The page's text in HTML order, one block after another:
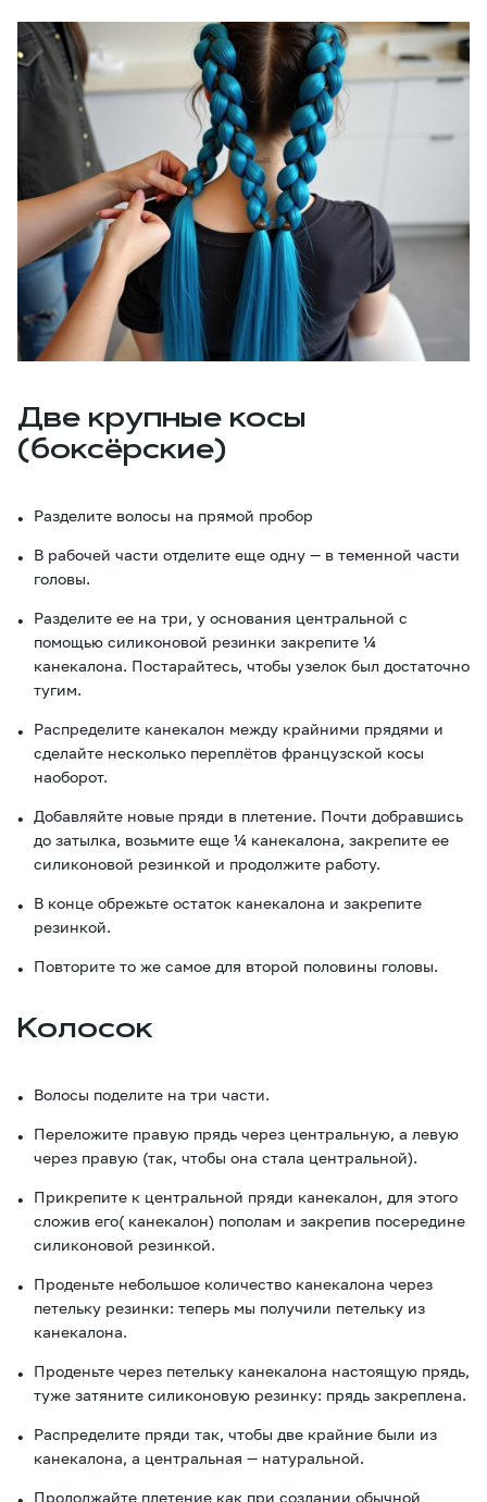
Две крупные косы
(боксёрские)
Разделите волосы на прямой пробор
В рабочей части отделите еще одну — в теменной части
головы.
Разделите ее на три, у основания центральной с
помощью силиконовой резинки закрепите ¼
канекалона. Постарайтесь, чтобы узелок был достаточно
тугим.
Распределите канекалон между крайними прядями и
сделайте несколько переплётов французской косы
наоборот.
Добавляйте новые пряди в плетение. Почти добравшись
до затылка, возьмите еще ¼ канекалона, закрепите ее
силиконовой резинкой и продолжите работу.
В конце обрежьте остаток канекалона и закрепите
резинкой.
Повторите то же самое для второй половины головы.
Колосок
Волосы поделите на три части.
Переложите правую прядь через центральную, а левую
через правую (так, чтобы она стала центральной).
Прикрепите к центральной пряди канекалон, для этого
сложив его( канекалон) пополам и закрепив посередине
силиконовой резинкой.
Проденьте небольшое количество канекалона через
петельку резинки: теперь мы получили петельку из
канекалона.
Проденьте через петельку канекалона настоящую прядь,
туже затяните силиконовую резинку: прядь закреплена.
Распределите пряди так, чтобы две крайние были из
канекалона, а центральная — натуральной.
Продолжайте плетение как при создании обычной